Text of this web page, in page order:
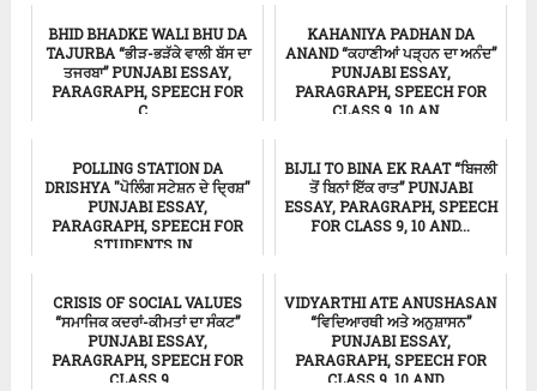
BHID BHADKE WALI BHU DA
TAJURBA “ਭੀੜ-ਭੜੱਕੇ ਵਾਲੀ ਬੱਸ ਦਾ
ਤਜਰਬਾ” PUNJABI ESSAY,
PARAGRAPH, SPEECH FOR
C...
KAHANIYA PADHAN DA
ANAND “ਕਹਾਣੀਆਂ ਪੜ੍ਹਨ ਦਾ ਅਨੰਦ”
PUNJABI ESSAY,
PARAGRAPH, SPEECH FOR
CLASS 9, 10 AN...
POLLING STATION DA
DRISHYA "ਪੋਲਿੰਗ ਸਟੇਸ਼ਨ ਦੇ ਦ੍ਰਿਸ਼"
PUNJABI ESSAY,
PARAGRAPH, SPEECH FOR
STUDENTS IN...
BIJLI TO BINA EK RAAT “ਬਿਜਲੀ
ਤੋਂ ਬਿਨਾਂ ਇੱਕ ਰਾਤ” PUNJABI
ESSAY, PARAGRAPH, SPEECH
FOR CLASS 9, 10 AND...
CRISIS OF SOCIAL VALUES
“ਸਮਾਜਿਕ ਕਦਰਾਂ-ਕੀਮਤਾਂ ਦਾ ਸੰਕਟ”
PUNJABI ESSAY,
PARAGRAPH, SPEECH FOR
CLASS 9, ...
VIDYARTHI ATE ANUSHASAN
“ਵਿਦਿਆਰਥੀ ਅਤੇ ਅਨੁਸ਼ਾਸਨ”
PUNJABI ESSAY,
PARAGRAPH, SPEECH FOR
CLASS 9, 10 AND...